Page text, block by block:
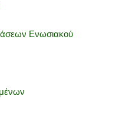
Ενωσιακού